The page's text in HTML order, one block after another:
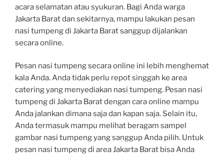
acara selamatan atau syukuran. Bagi Anda warga
Jakarta Barat dan sekitarnya, mampu lakukan pesan
nasi tumpeng di Jakarta Barat sanggup dijalankan
secara online.
Pesan nasi tumpeng secara online ini lebih menghemat
kala Anda. Anda tidak perlu repot singgah ke area
catering yang menyediakan nasi tumpeng. Pesan nasi
tumpeng di Jakarta Barat dengan cara online mampu
Anda jalankan dimana saja dan kapan saja. Selain itu,
Anda termasuk mampu melihat beragam sampel
gambar nasi tumpeng yang sanggup Anda pilih. Untuk
pesan nasi tumpeng di area Jakarta Barat bisa Anda